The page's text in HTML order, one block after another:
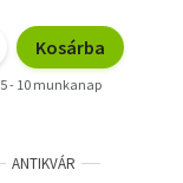
Kosárba
5 - 10 munkanap
ANTIKVÁR